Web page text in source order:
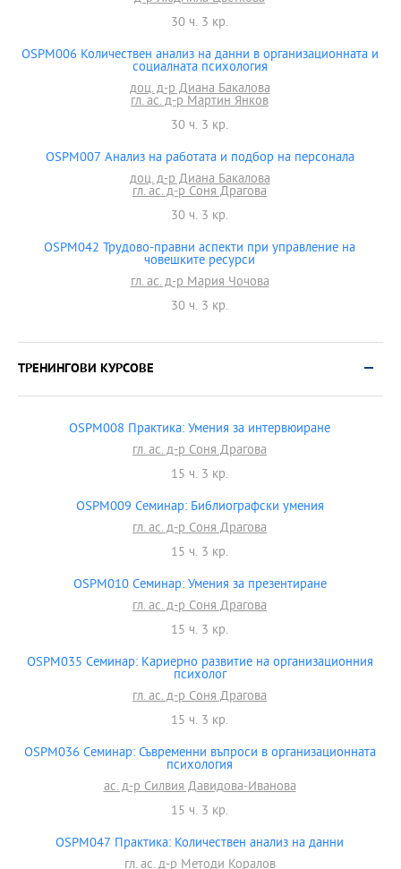
30 ч. 3 кр.
OSPM006 Количествен анализ на данни в организационната и
социалната психология
доц. д-р Диана Бакалова
гл. ас. д-р Мартин Янков
30 ч. 3 кр.
OSPM007 Анализ на работата и подбор на персонала
доц. д-р Диана Бакалова
гл. ас. д-р Соня Драгова
30 ч. 3 кр.
OSPM042 Трудово-правни аспекти при управление на
човешките ресурси
гл. ас. д-р Мария Чочова
30 ч. 3 кр.
ТРЕНИНГОВИ КУРСОВЕ
OSPM008 Практика: Умения за интервюиране
гл. ас. д-р Соня Драгова
15 ч. 3 кр.
OSPM009 Семинар: Библиографски умения
гл. ас. д-р Соня Драгова
15 ч. 3 кр.
OSPM010 Семинар: Умения за презентиране
гл. ас. д-р Соня Драгова
15 ч. 3 кр.
OSPM035 Семинар: Кариерно развитие на организационния
психолог
гл. ас. д-р Соня Драгова
15 ч. 3 кр.
OSPM036 Семинар: Съвременни въпроси в организационната
психология
ас. д-р Силвия Давидова-Иванова
15 ч. 3 кр.
OSPM047 Практика: Количествен анализ на данни
гл. ас. д-р Методи Коралов